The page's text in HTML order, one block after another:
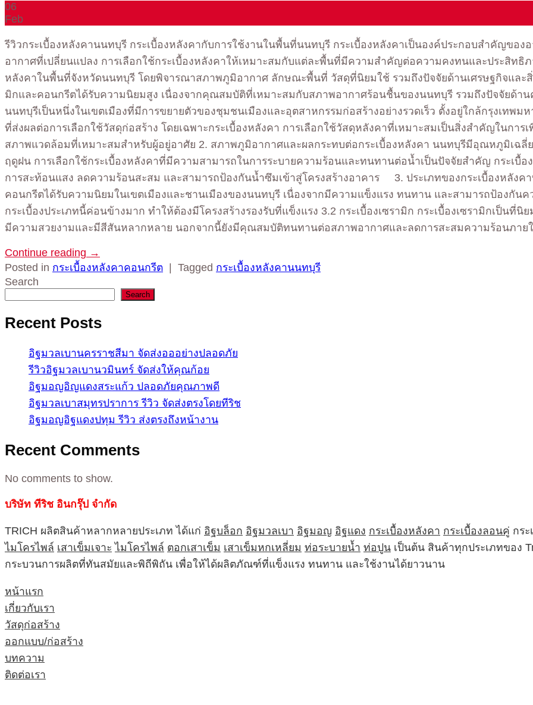
06
Feb
รีวิวกระเบื้องหลังคานนทบุรี กระเบื้องหลังคากับการใช้งานในพื้นที่นนทบุรี กระเบื้องหลังคาเป็นองค์ประกอบสำคัญขอ
อากาศที่เปลี่ยนแปลง การเลือกใช้กระเบื้องหลังคาให้เหมาะสมกับแต่ละพื้นที่มีความสำคัญต่อความคงทนและประสิทธิ
หลังคาในพื้นที่จังหวัดนนทบุรี โดยพิจารณาสภาพภูมิอากาศ ลักษณะพื้นที่ วัสดุที่นิยมใช้ รวมถึงปัจจัยด้านเศรษฐกิจและสิ่
มิกและคอนกรีตได้รับความนิยมสูง เนื่องจากคุณสมบัติที่เหมาะสมกับสภาพอากาศร้อนชื้นของนนทบุรี รวมถึงปัจจัยด้
นนทบุรีเป็นหนึ่งในเขตเมืองที่มีการขยายตัวของชุมชนเมืองและอุตสาหกรรมก่อสร้างอย่างรวดเร็ว ตั้งอยู่ใกล้กรุงเท
ที่ส่งผลต่อการเลือกใช้วัสดุก่อสร้าง โดยเฉพาะกระเบื้องหลังคา การเลือกใช้วัสดุหลังคาที่เหมาะสมเป็นสิ่งสำคัญในการ
สภาพแวดล้อมที่เหมาะสมสำหรับผู้อยู่อาศัย 2. สภาพภูมิอากาศและผลกระทบต่อกระเบื้องหลังคา นนทบุรีมีอุณหภูมิเฉลี่
ฤดูฝน การเลือกใช้กระเบื้องหลังคาที่มีความสามารถในการระบายความร้อนและทนทานต่อน้ำเป็นปัจจัยสำคัญ กระเ
การสะท้อนแสง ลดความร้อนสะสม และสามารถป้องกันน้ำซึมเข้าสู่โครงสร้างอาคาร 3. ประเภทของกระเบื้องหลังค
คอนกรีตได้รับความนิยมในเขตเมืองและชานเมืองของนนทบุรี เนื่องจากมีความแข็งแรง ทนทาน และสามารถป้องกัน
กระเบื้องประเภทนี้ค่อนข้างมาก ทำให้ต้องมีโครงสร้างรองรับที่แข็งแรง 3.2 กระเบื้องเซรามิก กระเบื้องเซรามิกเป็นที่
มีความสวยงามและมีสีสันหลากหลาย นอกจากนี้ยังมีคุณสมบัติทนทานต่อสภาพอากาศและลดการสะสมความร้อนภายใ
Continue reading →
Posted in กระเบื้องหลังคาคอนกรีต | Tagged กระเบื้องหลังคานนทบุรี
Search
Search
Recent Posts
อิฐมวลเบานครราชสีมา จัดส่งอออย่างปลอดภัย
รีวิวอิฐมวลเบานวมินทร์ จัดส่งให้คุณก้อย
อิฐมอญอิญแดงสระแก้ว ปลอดภัยคุณภาพดี
อิฐมวลเบาสมุทรปราการ รีวิว จัดส่งตรงโดยทีริช
อิฐมอญอิฐแดงปทุม รีวิว ส่งตรงถึงหน้างาน
Recent Comments
No comments to show.
บริษัท ทีริช อินกรุ๊ป จำกัด
TRICH ผลิตสินค้าหลากหลายประเภท ได้แก่ อิฐบล็อก อิฐมวลเบา อิฐมอญ อิฐแดง กระเบื้องหลังคา กระเบื้องลอนคู่ กร
ไมโครไพล์ เสาเข็มเจาะ ไมโครไพล์ ตอกเสาเข็ม เสาเข็มหกเหลี่ยม ท่อระบายน้ำ ท่อปูน เป็นต้น สินค้าทุกประเภทของ
กระบวนการผลิตที่ทันสมัยและพิถีพิถัน เพื่อให้ได้ผลิตภัณฑ์ที่แข็งแรง ทนทาน และใช้งานได้ยาวนาน
หน้าแรก
เกี่ยวกับเรา
วัสดุก่อสร้าง
ออกแบบ/ก่อสร้าง
บทความ
ติดต่อเรา